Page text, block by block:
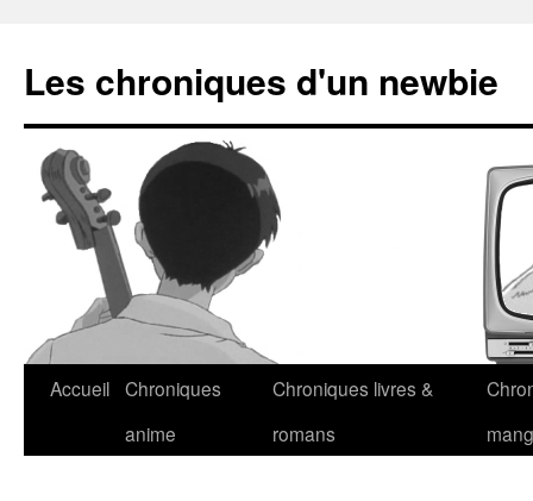
Les chroniques d'un newbie
Accueil Chroniques
anime
Chroniques livres &
romans